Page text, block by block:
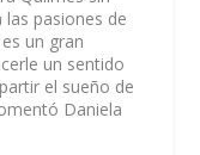
pasiones de
un gran
un sentido
el sueño de
Daniela